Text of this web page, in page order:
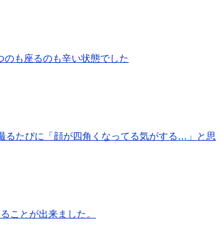
も座るのも辛い状態でした
るたびに「顔が四角くなってる気がする…」と思
ことが出来ました。